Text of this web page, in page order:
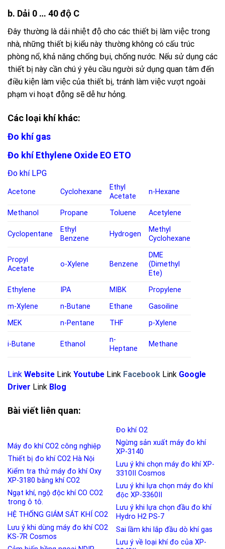
b. Dải 0 … 40 độ C
Đây thường là dải nhiệt độ cho các thiết bị làm việc trong
nhà, những thiết bị kiểu này thường không có cấu trúc
phòng nổ, khả năng chống bụi, chống nước. Nếu sử dụng các
thiết bị này cần chú ý yêu cầu người sử dụng quan tâm đến
điều kiện làm việc của thiết bị, tránh làm việc vượt ngoài
phạm vi hoạt động sẽ dễ hư hỏng.
Các loại khí khác:
Đo khí gas
Đo khí Ethylene Oxide EO ETO
Đo khí LPG
Acetone Cyclohexane
Ethyl
Acetate
n-Hexane
Methanol Propane Toluene Acetylene
Cyclopentane
Ethyl
Benzene
Hydrogen
Methyl
Cyclohexane
Propyl
Acetate
o-Xylene Benzene
DME
(Dimethyl
Ete)
Ethylene
IPA MIBK
Propylene
m-Xylene
n-Butane Ethane
Gasoiline
MEK
n-Pentane THF p-Xylene
i-Butane Ethanol
n-
Heptane
Methane
Link Website Link Youtube Link Facebook Link Google
Driver Link Blog
Bài viết liên quan:
Máy đo khí CO2 công nghiệp
Thiết bị đo khí CO2 Hà Nội
Kiểm tra thử máy đo khí Oxy
XP-3180 bằng khí CO2
Ngạt khí, ngộ độc khí CO CO2
trong ô tô.
HỆ THỐNG GIÁM SÁT KHÍ CO2
Lưu ý khi dùng máy đo khí CO2
KS-7R Cosmos
Đo khí O2
Ngừng sản xuất máy đo khí
XP-3140
Lưu ý khi chọn máy đo khí XP-
3310II Cosmos
Lưu ý khi lựa chọn máy đo khí
độc XP-3360II
Lưu ý khi lựa chọn đầu đo khí
Hydro H2 PS-7
Sai lầm khi lắp đầu dò khí gas
Lưu ý về loại khí đo của XP-